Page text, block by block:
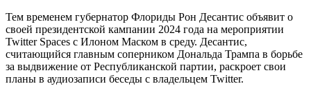
Тем временем губернатор Флориды Рон Десантис объявит о
своей президентской кампании 2024 года на мероприятии
Twitter Spaces с Илоном Маском в среду. Десантис,
считающийся главным соперником Дональда Трампа в борьбе
за выдвижение от Республиканской партии, раскроет свои
планы в аудиозаписи беседы с владельцем Twitter.